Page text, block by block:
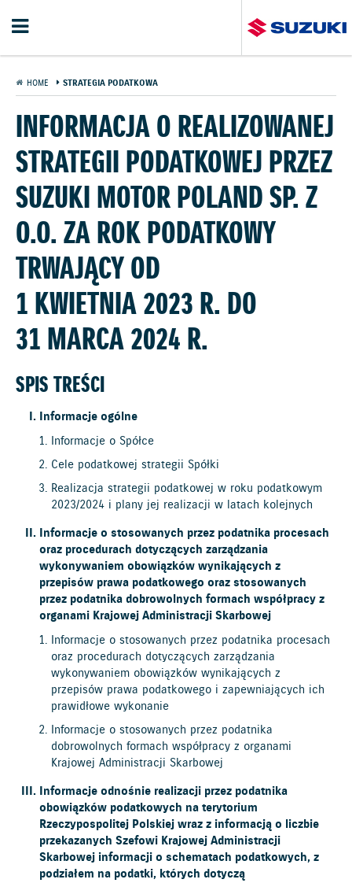
HOME STRATEGIA PODATKOWA
INFORMACJA O REALIZOWANEJ
STRATEGII PODATKOWEJ PRZEZ
SUZUKI MOTOR POLAND SP. Z
O.O. ZA ROK PODATKOWY
TRWAJĄCY OD
1 KWIETNIA 2023 R. DO
31 MARCA 2024 R.
SPIS TREŚCI
Informacje ogólne
Informacje o Spółce
Cele podatkowej strategii Spółki
Realizacja strategii podatkowej w roku podatkowym
2023/2024 i plany jej realizacji w latach kolejnych
Informacje o stosowanych przez podatnika procesach
oraz procedurach dotyczących zarządzania
wykonywaniem obowiązków wynikających z
przepisów prawa podatkowego oraz stosowanych
przez podatnika dobrowolnych formach współpracy z
organami Krajowej Administracji Skarbowej
Informacje o stosowanych przez podatnika procesach
oraz procedurach dotyczących zarządzania
wykonywaniem obowiązków wynikających z
przepisów prawa podatkowego i zapewniających ich
prawidłowe wykonanie
Informacje o stosowanych przez podatnika
dobrowolnych formach współpracy z organami
Krajowej Administracji Skarbowej
Informacje odnośnie realizacji przez podatnika
obowiązków podatkowych na terytorium
Rzeczypospolitej Polskiej wraz z informacją o liczbie
przekazanych Szefowi Krajowej Administracji
Skarbowej informacji o schematach podatkowych, z
podziałem na podatki, których dotyczą